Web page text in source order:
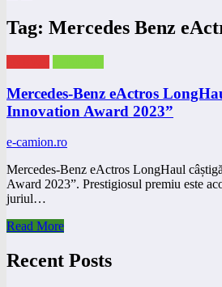
Tag: Mercedes Benz
Mercedes-Benz eActros
Innovation Award 2023”
e-camion.ro
Mercedes-Benz eActros LongHaul
Award 2023”. Prestigiosul premiu este
juriul…
Read More
Recent Posts